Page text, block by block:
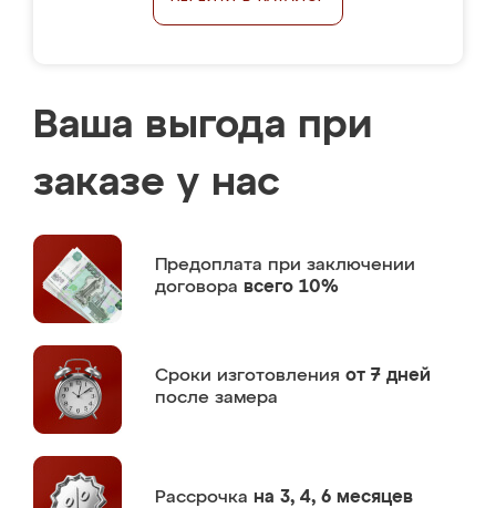
Ваша выгода при
заказе у нас
Предоплата при заключении
договора всего 10%
Сроки изготовления от 7 дней
после замера
Рассрочка на 3, 4, 6 месяцев